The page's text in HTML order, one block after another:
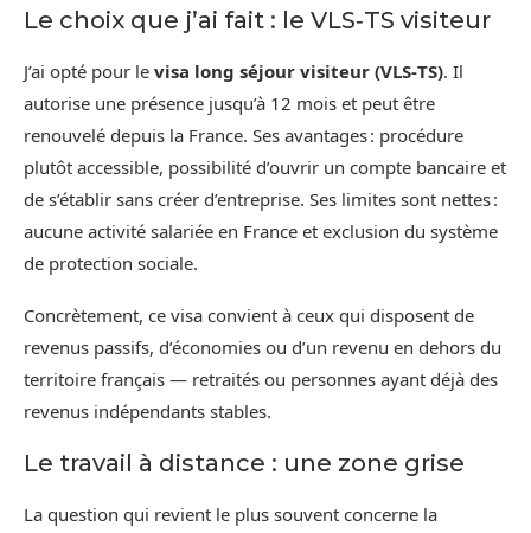
Le choix que j’ai fait : le VLS‑TS visiteur
J’ai opté pour le visa long séjour visiteur (VLS‑TS). Il
autorise une présence jusqu’à 12 mois et peut être
renouvelé depuis la France. Ses avantages : procédure
plutôt accessible, possibilité d’ouvrir un compte bancaire et
de s’établir sans créer d’entreprise. Ses limites sont nettes :
aucune activité salariée en France et exclusion du système
de protection sociale.
Concrètement, ce visa convient à ceux qui disposent de
revenus passifs, d’économies ou d’un revenu en dehors du
territoire français — retraités ou personnes ayant déjà des
revenus indépendants stables.
Le travail à distance : une zone grise
La question qui revient le plus souvent concerne la